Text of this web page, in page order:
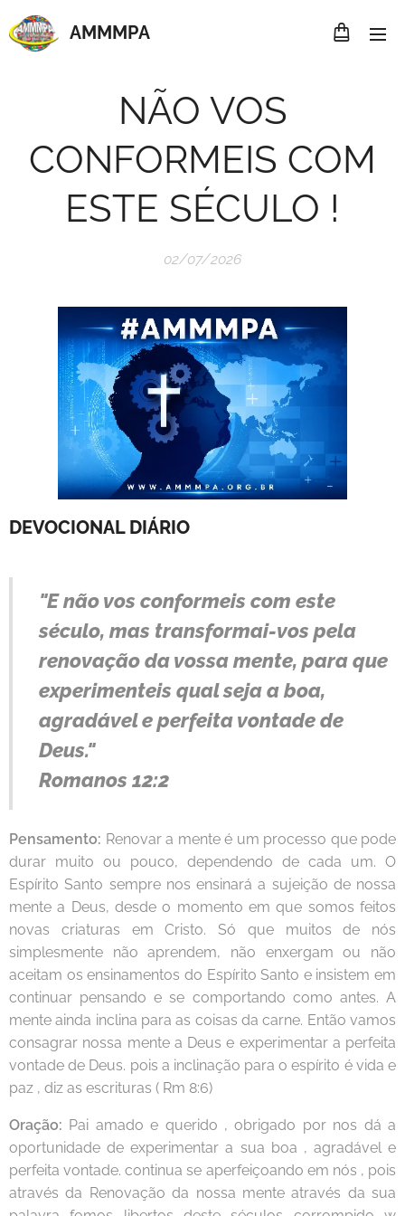
AMMMPA
NÃO VOS
CONFORMEIS COM
ESTE SÉCULO !
02/07/2026
DEVOCIONAL DIÁRIO
"E não vos conformeis com este
século, mas transformai-vos pela
renovação da vossa mente, para que
experimenteis qual seja a boa,
agradável e perfeita vontade de
Deus."
Romanos 12:2
Pensamento: Renovar a mente é um processo que pode
durar muito ou pouco, dependendo de cada um. O
Espírito Santo sempre nos ensinará a sujeição de nossa
mente a Deus, desde o momento em que somos feitos
novas criaturas em Cristo. Só que muitos de nós
simplesmente não aprendem, não enxergam ou não
aceitam os ensinamentos do Espírito Santo e insistem em
continuar pensando e se comportando como antes. A
mente ainda inclina para as coisas da carne. Então vamos
consagrar nossa mente a Deus e experimentar a perfeita
vontade de Deus. pois a inclinação para o espírito é vida e
paz , diz as escrituras ( Rm 8:6)
Oração: Pai amado e querido , obrigado por nos dá a
oportunidade de experimentar a sua boa , agradável e
perfeita vontade. continua se aperfeiçoando em nós , pois
através da Renovação da nossa mente através da sua